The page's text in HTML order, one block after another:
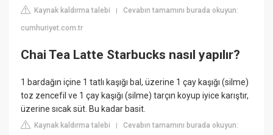
Kaynak kaldırma talebi |Cevabın tamamını burada okuyun:
cumhuriyet.com.tr
Chai Tea Latte Starbucks nasıl yapılır?
1 bardağın içine 1 tatlı kaşığı bal, üzerine 1 çay kaşığı (silme)
toz zencefil ve 1 çay kaşığı (silme) tarçın koyup iyice karıştır,
üzerine sıcak süt. Bu kadar basit.
Kaynak kaldırma talebi |Cevabın tamamını burada okuyun: